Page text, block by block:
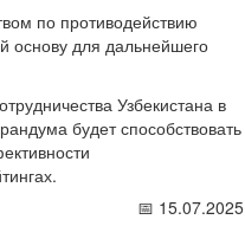
по противодействию
основу для дальнейшего
Узбекистана в
будет способствовать
📅 15.07.2025